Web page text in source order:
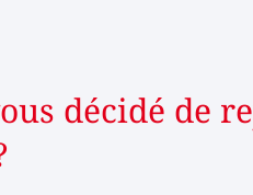
décidé de